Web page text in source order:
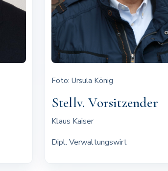
Foto: Ursula König
Stellv. Vorsitzender
Klaus Kaiser
Dipl. Verwaltungswirt